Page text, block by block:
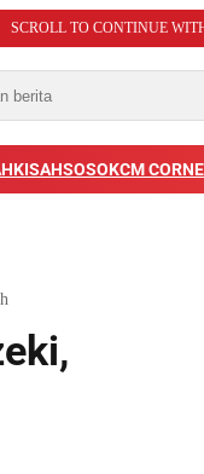
SCROLL TO CONTINUE
KISAHSOSOKCM